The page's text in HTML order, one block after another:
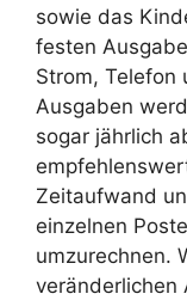
sowie das
festen
Strom, Telefon
Ausgaben
sogar jährlich
Zeitaufwand
einzelnen
umzurechnen.
veränderlichen